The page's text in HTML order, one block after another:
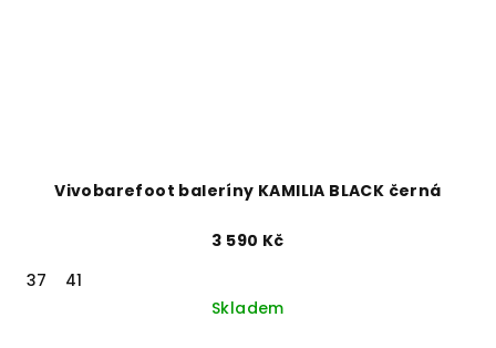
Vivobarefoot baleríny KAMILIA BLACK černá
3 590 Kč
37
41
Skladem